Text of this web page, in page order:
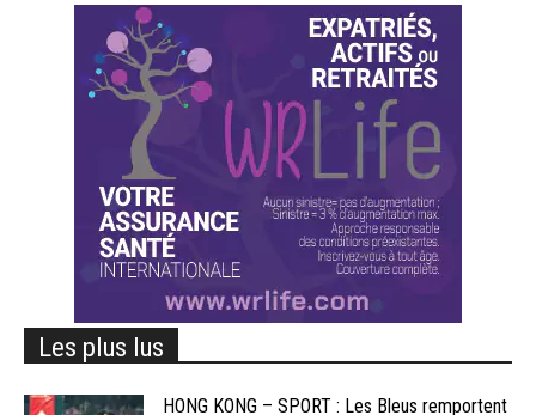
Les plus lus
HONG KONG – SPORT : Les Bleus remportent